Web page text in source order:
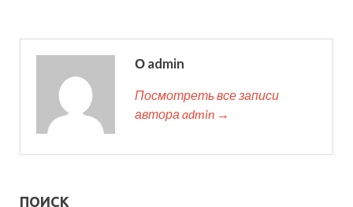
О admin
Посмотреть все записи
автора admin →
ПОИСК